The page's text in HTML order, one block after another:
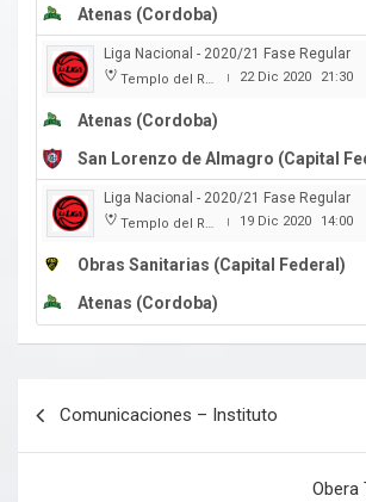
Atenas (Cordoba)
Liga Nacional - 2020/21 Fase Regular
Templo del Rock | 22 Dic 2020 21:30
Atenas (Cordoba)
San Lorenzo de Almagro (Capital
Liga Nacional - 2020/21 Fase Regular
Templo del Rock | 19 Dic 2020 14:00
Obras Sanitarias (Capital Federal)
Atenas (Cordoba)
Comunicaciones – Instituto
Obera